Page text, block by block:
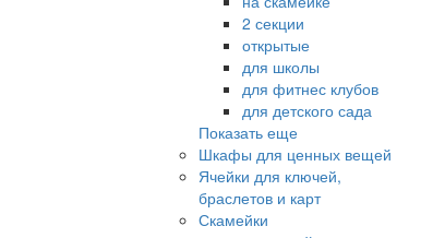
2 секции
открытые
для школы
для фитнес клубов
для детского сада
Показать еще
Шкафы для ценных вещей
Ячейки для ключей,
браслетов и карт
Скамейки